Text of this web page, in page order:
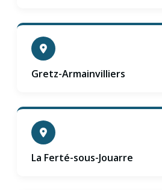
Gretz-Armainvilliers
La Ferté-sous-Jouarre